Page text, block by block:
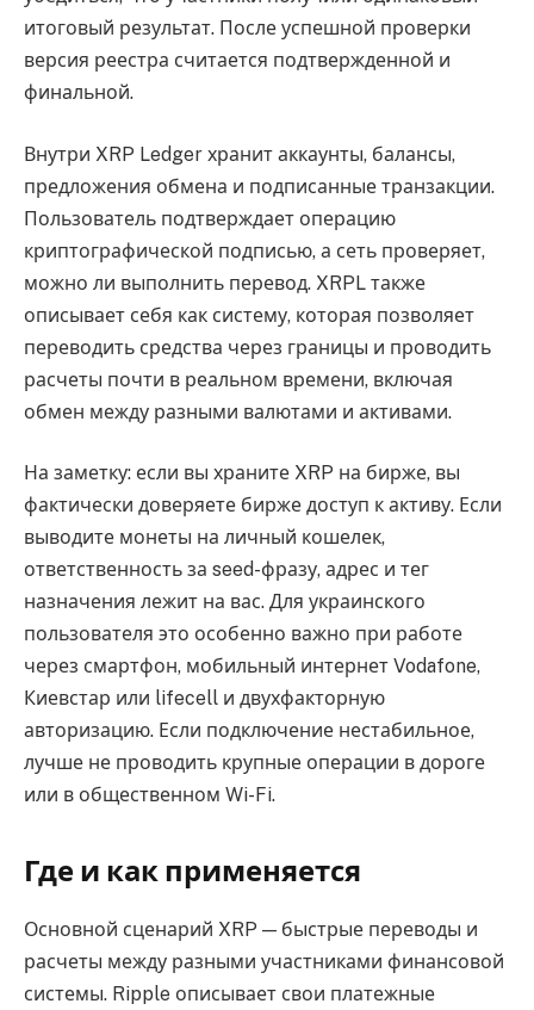
итоговый результат. После успешной проверки
версия реестра считается подтвержденной и
финальной.
Внутри XRP Ledger хранит аккаунты, балансы,
предложения обмена и подписанные транзакции.
Пользователь подтверждает операцию
криптографической подписью, а сеть проверяет,
можно ли выполнить перевод. XRPL также
описывает себя как систему, которая позволяет
переводить средства через границы и проводить
расчеты почти в реальном времени, включая
обмен между разными валютами и активами.
На заметку: если вы храните XRP на бирже, вы
фактически доверяете бирже доступ к активу. Если
выводите монеты на личный кошелек,
ответственность за seed-фразу, адрес и тег
назначения лежит на вас. Для украинского
пользователя это особенно важно при работе
через смартфон, мобильный интернет Vodafone,
Киевстар или lifecell и двухфакторную
авторизацию. Если подключение нестабильное,
лучше не проводить крупные операции в дороге
или в общественном Wi-Fi.
Где и как применяется
Основной сценарий XRP — быстрые переводы и
расчеты между разными участниками финансовой
системы. Ripple описывает свои платежные